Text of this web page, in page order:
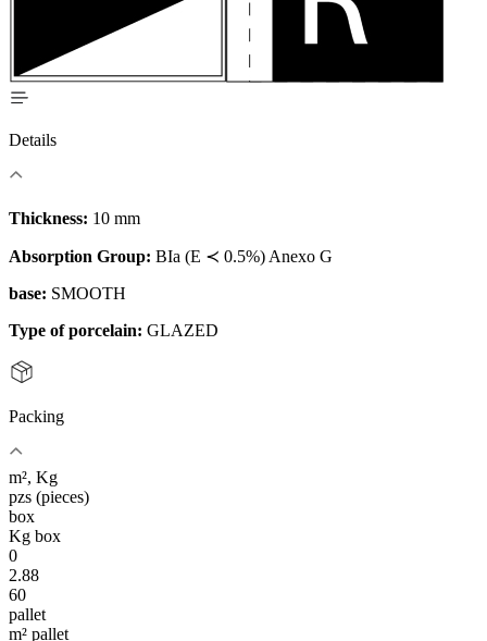
Details
Thickness: 10 mm
Absorption Group: BIa (E ≺ 0.5%) Anexo G
base: SMOOTH
Type of porcelain: GLAZED
Packing
m², Kg
pzs (pieces)
box
Kg box
0
2.88
60
pallet
m² pallet